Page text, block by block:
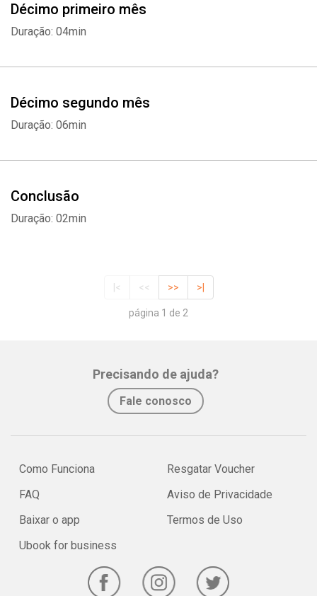
Décimo primeiro mês
Duração: 04min
Décimo segundo mês
Duração: 06min
Conclusão
Duração: 02min
|< << >> >|
página 1 de 2
Precisando de ajuda?
Fale conosco
Como Funciona
FAQ
Baixar o app
Ubook for business
Resgatar Voucher
Aviso de Privacidade
Termos de Uso